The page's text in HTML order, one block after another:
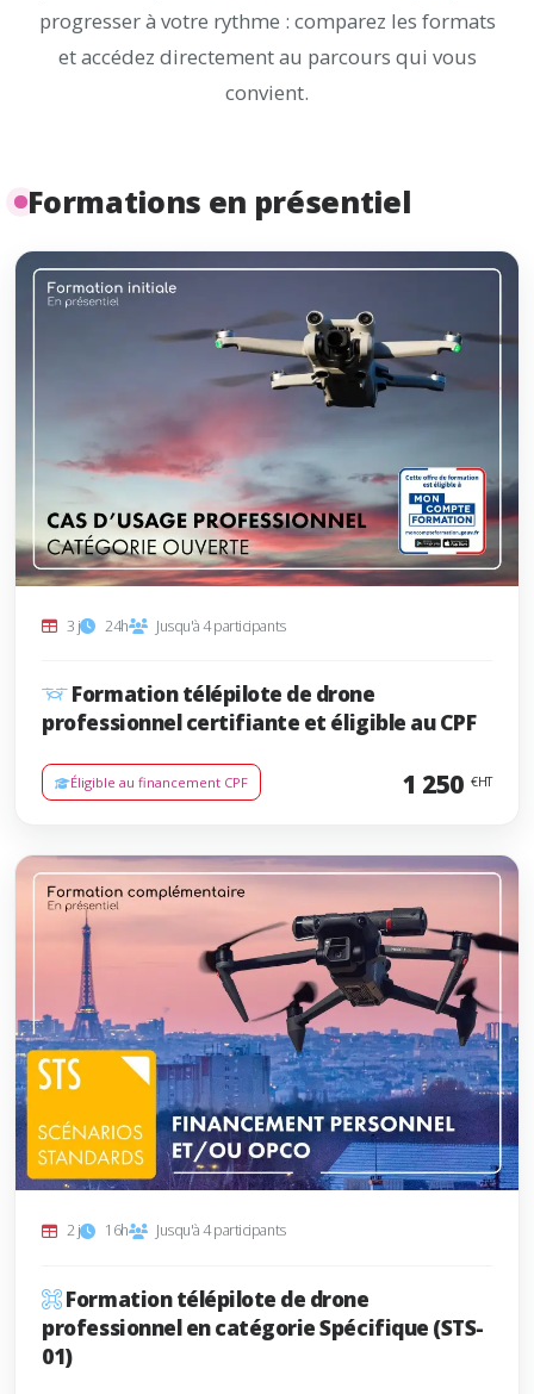
progresser à votre rythme : comparez les formats
et accédez directement au parcours qui vous
convient.
Formations en présentiel
3 j 24h Jusqu'à 4 participants
Formation télépilote de drone
professionnel certifiante et éligible au CPF
Éligible au financement CPF 1 250 €HT
2 j 16h Jusqu'à 4 participants
Formation télépilote de drone
professionnel en catégorie Spécifique (STS-
01)